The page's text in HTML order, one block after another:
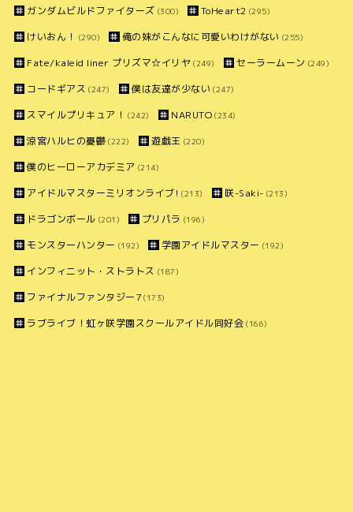
ガンダムビルドファイターズ (300) ToHeart2 (295)
けいおん！ (290) 俺の妹がこんなに可愛いわけがない (255)
Fate/kaleid liner プリズマ☆イリヤ (249) セーラームーン (249)
コードギアス (247) 僕は友達が少ない (247)
スマイルプリキュア！ (242) NARUTO (234)
涼宮ハルヒの憂鬱 (222) 遊戯王 (220)
僕のヒーローアカデミア (214)
アイドルマスターミリオンライブ! (213) 咲-Saki- (213)
ドラゴンボール (201) プリパラ (196)
モンスターハンター (192) 学園アイドルマスター (192)
インフィニット・ストラトス (187)
ファイナルファンタジー7 (173)
ラブライブ！虹ヶ咲学園スクールアイドル同好会 (166)